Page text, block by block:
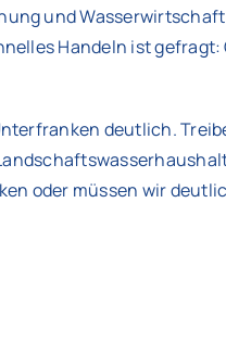
und
Handeln ist gefragt:
deutlich.
oder müssen wir